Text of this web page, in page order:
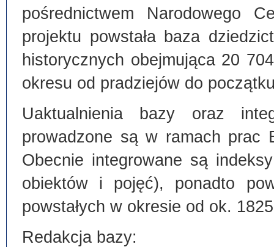
pośrednictwem Narodowego
projektu powstała baza
historycznych obejmująca 20
okresu od pradziejów do
Uaktualnienia bazy oraz
prowadzone są w ramach prac
Obecnie integrowane są
obiektów i pojęć), ponadto
powstałych w okresie od ok.
Redakcja bazy: